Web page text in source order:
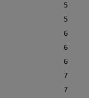
5
5
6
6
6
7
7